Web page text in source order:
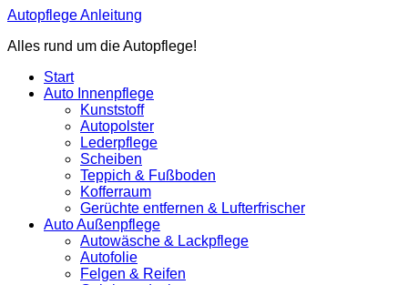
Zum
springen
Autopflege Anleitung
Alles rund um die Autopflege!
Start
Auto Innenpflege
Kunststoff
Autopolster
Lederpflege
Scheiben
Teppich & Fußboden
Kofferraum
Gerüchte entfernen & Lufterfrischer
Auto Außenpflege
Autowäsche & Lackpflege
Autofolie
Felgen & Reifen